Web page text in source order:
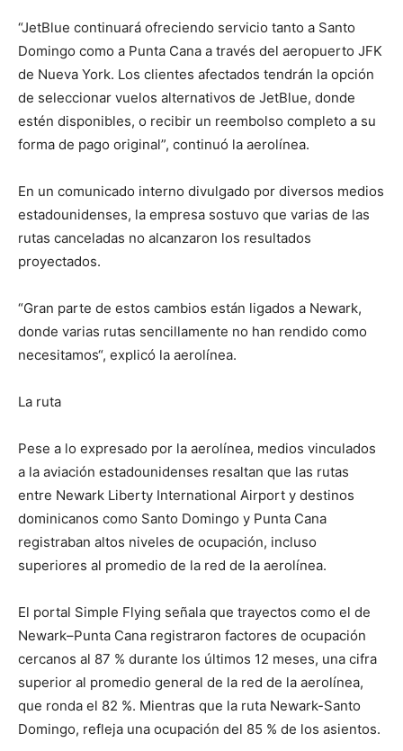
“JetBlue continuará ofreciendo servicio tanto a Santo
Domingo como a Punta Cana a través del aeropuerto JFK
de Nueva York. Los clientes afectados tendrán la opción
de seleccionar vuelos alternativos de JetBlue, donde
estén disponibles, o recibir un reembolso completo a su
forma de pago original”, continuó la aerolínea.
En un comunicado interno divulgado por diversos medios
estadounidenses, la empresa sostuvo que varias de las
rutas canceladas no alcanzaron los resultados
proyectados.
“Gran parte de estos cambios están ligados a Newark,
donde varias rutas sencillamente no han rendido como
necesitamos“, explicó la aerolínea.
La ruta
Pese a lo expresado por la aerolínea, medios vinculados
a la aviación estadounidenses resaltan que las rutas
entre Newark Liberty International Airport y destinos
dominicanos como Santo Domingo y Punta Cana
registraban altos niveles de ocupación, incluso
superiores al promedio de la red de la aerolínea.
El portal Simple Flying señala que trayectos como el de
Newark–Punta Cana registraron factores de ocupación
cercanos al 87 % durante los últimos 12 meses, una cifra
superior al promedio general de la red de la aerolínea,
que ronda el 82 %. Mientras que la ruta Newark-Santo
Domingo, refleja una ocupación del 85 % de los asientos.